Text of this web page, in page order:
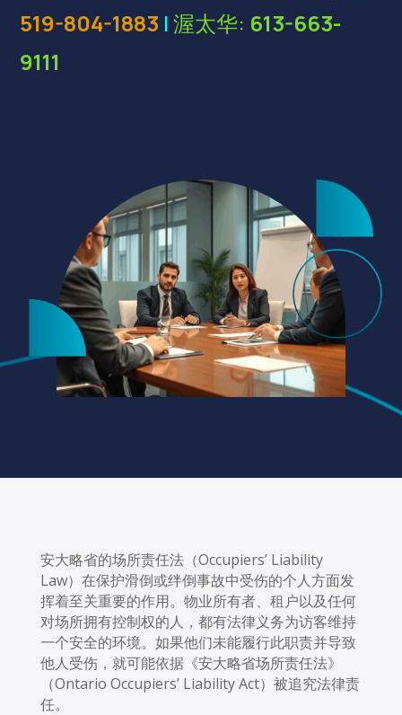
519-804-1883 |渥太华: 613-663-
9111
安大略省的场所责任法（Occupiers’ Liability
Law）在保护滑倒或绊倒事故中受伤的个人方面发
挥着至关重要的作用。物业所有者、租户以及任何
对场所拥有控制权的人，都有法律义务为访客维持
一个安全的环境。如果他们未能履行此职责并导致
他人受伤，就可能依据《安大略省场所责任法》
（Ontario Occupiers’ Liability Act）被追究法律责
任。